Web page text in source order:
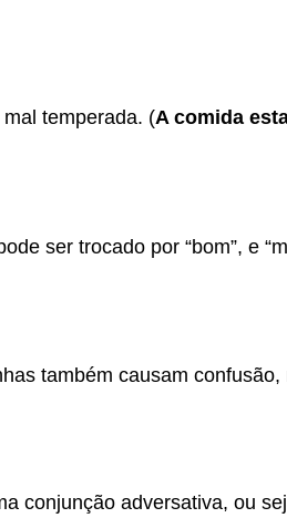
temperada. (A comida
ser trocado por “bom”, e
também causam
conjunção adversativa, ou